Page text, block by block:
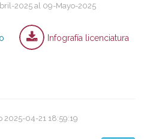
2025 al 09-Mayo-2025
Infografía licenciatura
2025-04-21 18:59:19